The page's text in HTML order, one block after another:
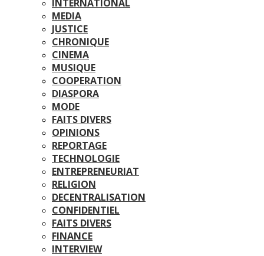
INTERNATIONAL
MEDIA
JUSTICE
CHRONIQUE
CINEMA
MUSIQUE
COOPERATION
DIASPORA
MODE
FAITS DIVERS
OPINIONS
REPORTAGE
TECHNOLOGIE
ENTREPRENEURIAT
RELIGION
DECENTRALISATION
CONFIDENTIEL
FAITS DIVERS
FINANCE
INTERVIEW